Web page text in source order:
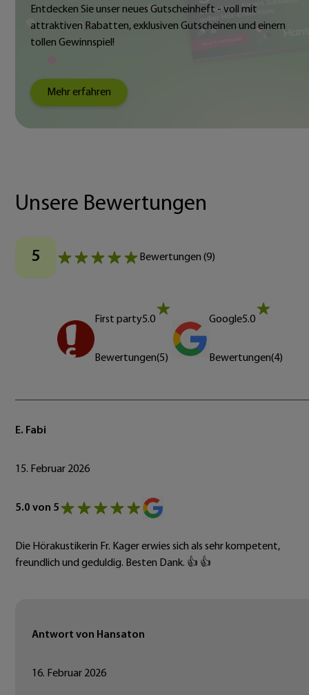
Entdecken Sie unser neues Gutscheinheft - voll mit
attraktiven Rabatten, exklusiven Gutscheinen und einem
tollen Gewinnspiel!
Mehr erfahren
Unsere Bewertungen
5 Bewertungen (9)
First party5.0
Bewertungen(5)
Google5.0
Bewertungen(4)
E. Fabi
15. Februar 2026
5.0 von 5
Die Hörakustikerin Fr. Kager erwies sich als sehr kompetent,
freundlich und geduldig. Besten Dank. 👍 👍
Antwort von Hansaton
16. Februar 2026